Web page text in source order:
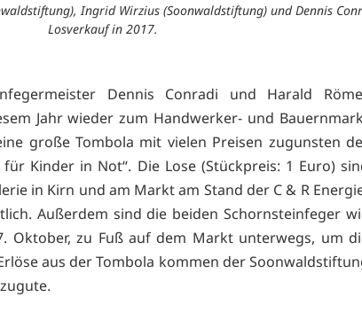
Ingrid Wirzius (Soonwaldstiftung) und Dennis
Losverkauf in 2017.
Dennis Conradi und Harald
Jahr wieder zum Handwerker- und
große Tombola mit vielen Preisen zugunsten
Kinder in Not“. Die Lose (Stückpreis: 1 Euro)
in Kirn und am Markt am Stand der C & R
Außerdem sind die beiden Schornsteinfeger
Oktober, zu Fuß auf dem Markt unterwegs, um
aus der Tombola kommen der